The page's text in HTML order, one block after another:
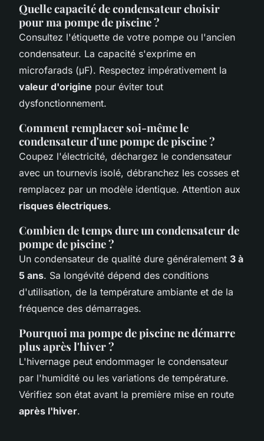
Quelle capacité de condensateur choisir
pour ma pompe de piscine ?
Consultez l'étiquette de votre pompe ou l'ancien
condensateur. La capacité s'exprime en
microfarads (μF). Respectez impérativement la
valeur d'origine pour éviter tout
dysfonctionnement.
Comment remplacer soi-même le
condensateur d'une pompe de piscine ?
Coupez l'électricité, déchargez le condensateur
avec un tournevis isolé, débranchez les cosses et
remplacez par un modèle identique. Attention aux
risques électriques.
Combien de temps dure un condensateur de
pompe de piscine ?
Un condensateur de qualité dure généralement 3 à
5 ans. Sa longévité dépend des conditions
d'utilisation, de la température ambiante et de la
fréquence des démarrages.
Pourquoi ma pompe de piscine ne démarre
plus après l'hiver ?
L'hivernage peut endommager le condensateur
par l'humidité ou les variations de température.
Vérifiez son état avant la première mise en route
après l'hiver.